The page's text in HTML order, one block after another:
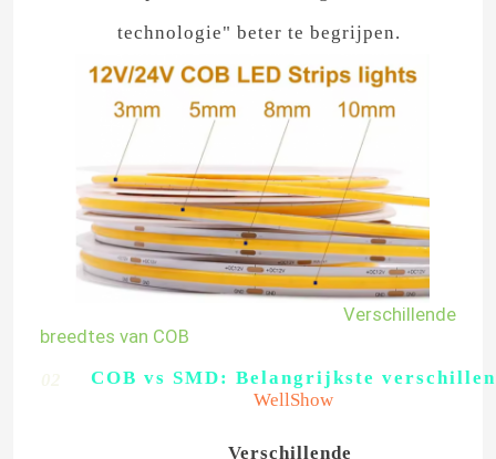
Producten
technologie" beter te begrijpen.
Verschillende
breedtes van COB
COB vs SMD: Belangrijkste verschillen
WellShow
Verschillende